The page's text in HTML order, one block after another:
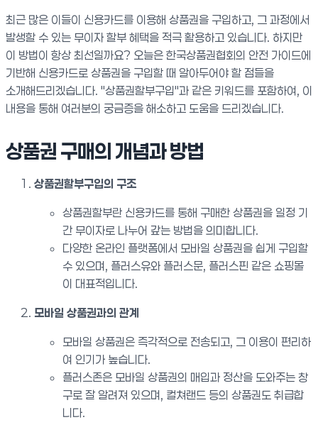
최근 많은 이들이 신용카드를 이용해 상품권을 구입하고, 그 과정에서
발생할 수 있는 무이자 할부 혜택을 적극 활용하고 있습니다. 하지만
이 방법이 항상 최선일까요? 오늘은 한국상품권협회의 안전 가이드에
기반해 신용카드로 상품권을 구입할 때 알아두어야 할 점들을
소개해드리겠습니다. "상품권할부구입"과 같은 키워드를 포함하여, 이
내용을 통해 여러분의 궁금증을 해소하고 도움을 드리겠습니다.
상품권 구매의 개념과 방법
상품권할부구입의 구조
상품권할부란 신용카드를 통해 구매한 상품권을 일정 기
간 무이자로 나누어 갚는 방법을 의미합니다.
다양한 온라인 플랫폼에서 모바일 상품권을 쉽게 구입할
수 있으며, 플러스유와 플러스문, 플러스핀 같은 쇼핑몰
이 대표적입니다.
모바일 상품권과의 관계
모바일 상품권은 즉각적으로 전송되고, 그 이용이 편리하
여 인기가 높습니다.
플러스존은 모바일 상품권의 매입과 정산을 도와주는 창
구로 잘 알려져 있으며, 컬쳐랜드 등의 상품권도 취급합
니다.